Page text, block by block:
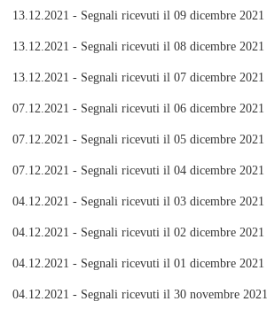
13.12.2021 - Segnali ricevuti il 09 dicembre 2021
13.12.2021 - Segnali ricevuti il 08 dicembre 2021
13.12.2021 - Segnali ricevuti il 07 dicembre 2021
07.12.2021 - Segnali ricevuti il 06 dicembre 2021
07.12.2021 - Segnali ricevuti il 05 dicembre 2021
07.12.2021 - Segnali ricevuti il 04 dicembre 2021
04.12.2021 - Segnali ricevuti il 03 dicembre 2021
04.12.2021 - Segnali ricevuti il 02 dicembre 2021
04.12.2021 - Segnali ricevuti il 01 dicembre 2021
04.12.2021 - Segnali ricevuti il 30 novembre 2021